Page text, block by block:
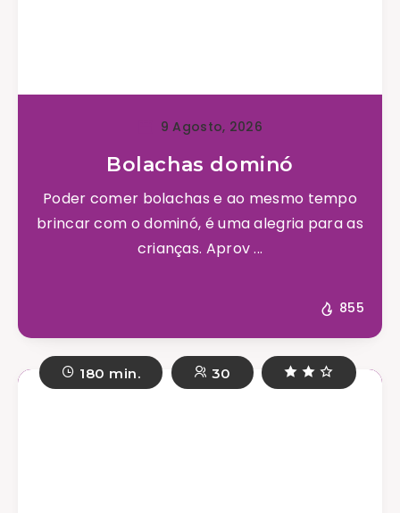
9 Agosto, 2026
Bolachas dominó
Poder comer bolachas e ao mesmo tempo
brincar com o dominó, é uma alegria para as
crianças. Aprov ...
855
180 min. 30